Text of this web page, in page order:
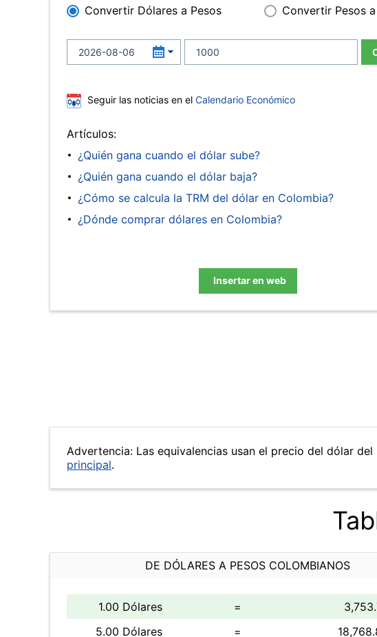
Convertir Dólares a Pesos Convertir Pesos
Seguir las noticias en el Calendario Económico
Artículos:
¿Quién gana cuando el dólar sube?
¿Quién gana cuando el dólar baja?
¿Cómo se calcula la TRM del dólar en Colombia?
¿Dónde comprar dólares en Colombia?
Insertar en web
Advertencia: Las equivalencias usan el precio del dólar
principal.
DE DÓLARES A PESOS COLOMBIANOS
1.00 Dólares =
5.00 Dólares
=